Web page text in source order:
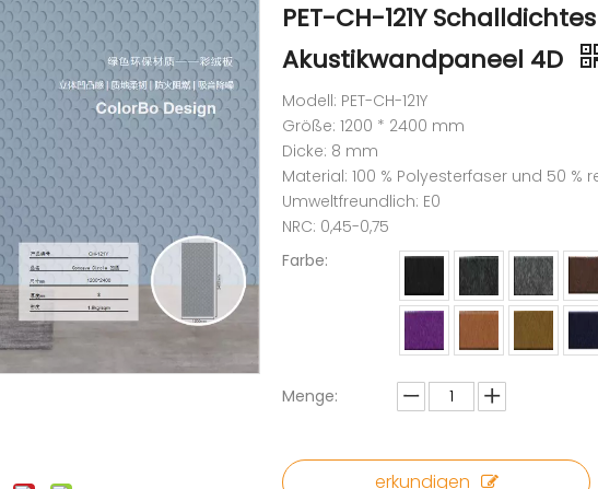
PET-CH-121Y
Akustikwandpaneel 4D
Modell: PET-CH-121Y
Größe: 1200 * 2400 mm
Dicke: 8 mm
Material: 100 % Polyesterfaser und 50 %
Umweltfreundlich: E0
NRC: 0,45-0,75
Farbe:
Menge:
erkundigen